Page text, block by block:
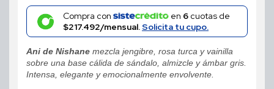
Compra con en 6cuotas de
$217.492/mensual.Solicita tu cupo.
Ani de Nishane mezcla jengibre, rosa turca y vainilla
sobre una base cálida de sándalo, almizcle y ámbar gris.
Intensa, elegante y emocionalmente envolvente.